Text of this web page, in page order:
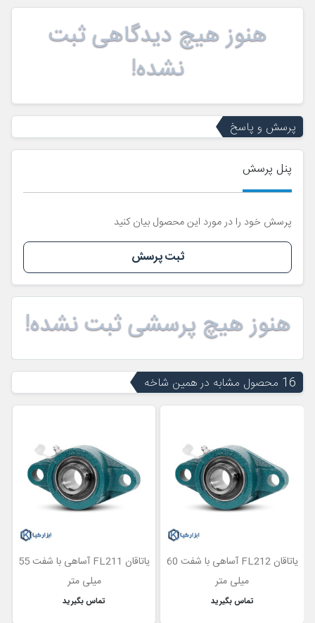
هنوز هیچ دیدگاهی ثبت
نشده!
پرسش و پاسخ
پنل پرسش
پرسش خود را در مورد این محصول بیان کنید
ثبت پرسش
هنوز هیچ پرسشی ثبت نشده!
16 محصول مشابه در همین شاخه
یاتاقان FL212 آساهی با شفت 60
یاتاقان FL211 آساهی با شفت 55
میلی متر
تماس بگیرید
میلی متر
موجود نیست